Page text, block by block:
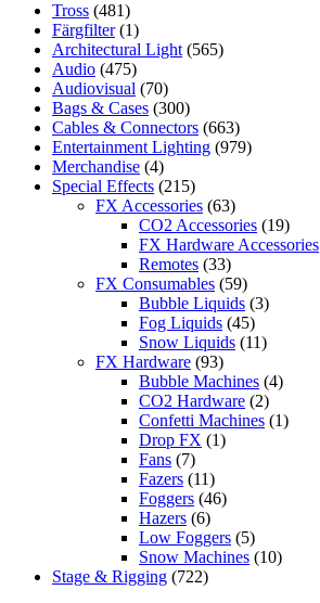
Tross (481)
Färgfilter (1)
Architectural Light (565)
Audio (475)
Audiovisual (70)
Bags & Cases (300)
Cables & Connectors (663)
Entertainment Lighting (979)
Merchandise (4)
Special Effects (215)
FX Accessories (63)
CO2 Accessories (19)
FX Hardware Accessories
Remotes (33)
FX Consumables (59)
Bubble Liquids (3)
Fog Liquids (45)
Snow Liquids (11)
FX Hardware (93)
Bubble Machines (4)
CO2 Hardware (2)
Confetti Machines (1)
Drop FX (1)
Fans (7)
Fazers (11)
Foggers (46)
Hazers (6)
Low Foggers (5)
Snow Machines (10)
Stage & Rigging (722)